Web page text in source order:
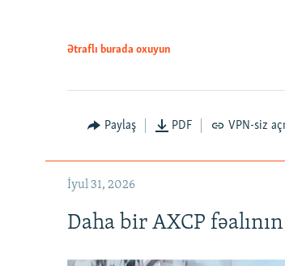
Ətraflı burada oxuyun
Paylaş PDF VPN-siz
İyul 31, 2026
Daha bir AXCP